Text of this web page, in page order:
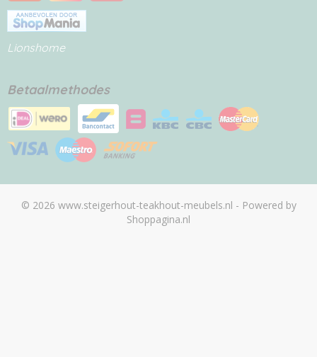
Lionshome
Betaalmethodes
© 2026 www.steigerhout-teakhout-meubels.nl - Powered by
Shoppagina.nl